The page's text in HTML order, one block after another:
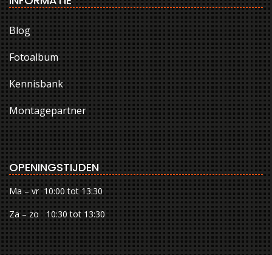
Blog
Fotoalbum
Kennisbank
Montagepartner
OPENINGSTIJDEN
Ma – vr 10:00 tot 13:30
Za – zo 10:30 tot 13:30